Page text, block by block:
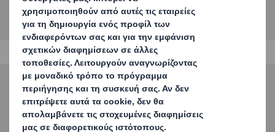
Λύσεις Συσκευασίας